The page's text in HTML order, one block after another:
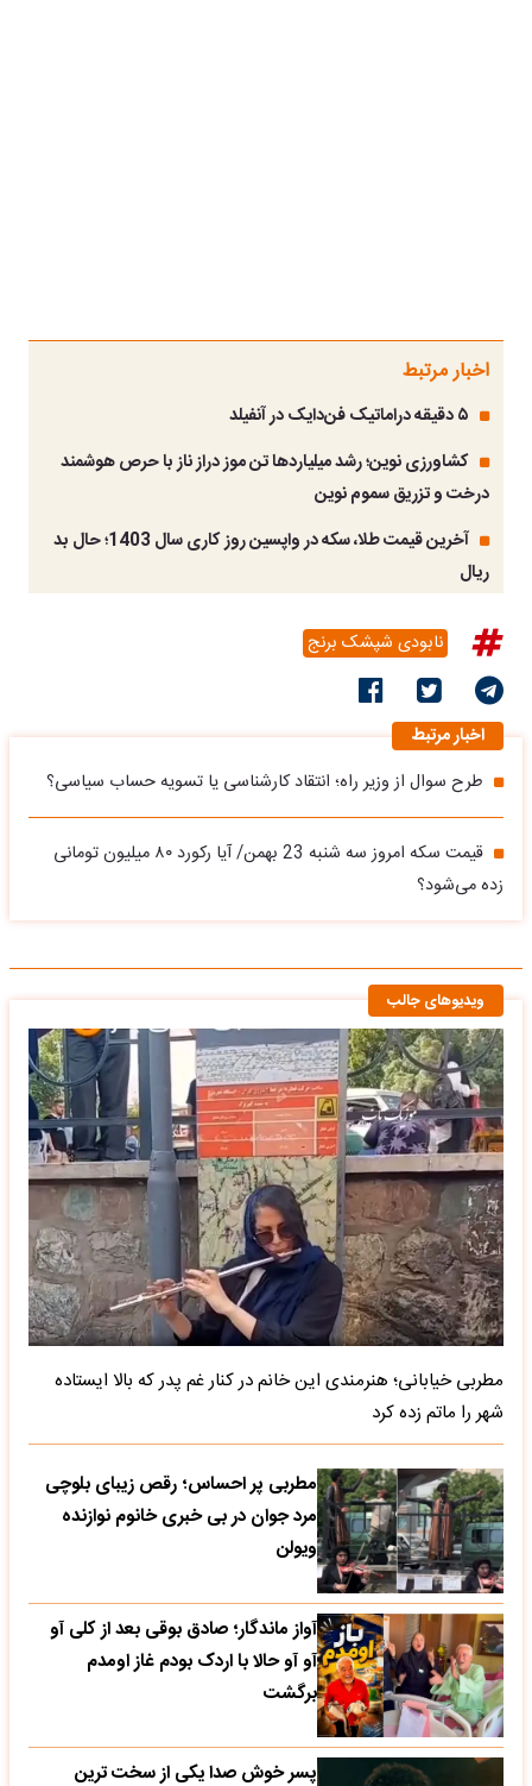
اخبار مرتبط
۵ دقیقه دراماتیک فن‌دایک در آنفیلد
کشاورزی نوین؛ رشد میلیاردها تن موز دراز ناز با حرص هوشمند
درخت و تزریق سموم نوین
آخرین قیمت طلا، سکه در واپسین روز کاری سال 1403؛ حال بد
ریال
نابودی شپشک برنج
اخبار مرتبط
طرح سوال از وزیر راه؛ انتقاد کارشناسی یا تسویه حساب سیاسی؟
قیمت سکه امروز سه شنبه 23 بهمن/ آیا رکورد ۸۰ میلیون تومانی
زده می‌شود؟
ویدیوهای جالب
مطربی خیابانی؛ هنرمندی این خانم در کنار غم پدر که بالا ایستاده
شهر را ماتم زده کرد
مطربی پر احساس؛ رقص زیبای بلوچی
مرد جوان در بی خبری خانوم نوازنده
ویولن
آواز ماندگار؛ صادق بوقی بعد از کلی آو
آو آو حالا با اردک بودم غاز اومدم
برگشت
پسر خوش صدا یکی از سخت ترین